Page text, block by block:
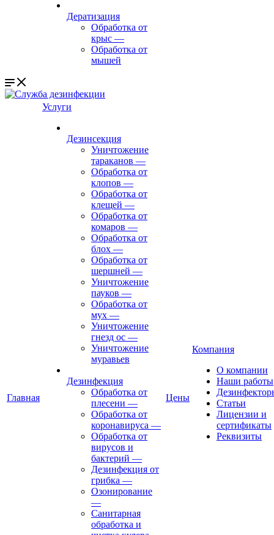
Дератизация
Обработка от
крыс —
Обработка от
мышей
Главная
Услуги
Дезинсекция
Уничтожение
тараканов —
Обработка от
клопов —
Обработка от
клещей —
Обработка от
комаров —
Обработка от
блох —
Обработка от
шершней —
Уничтожение
пауков —
Обработка от
мух —
Уничтожение
гнезд ос —
Уничтожение
муравьев
Дезинфекция
Обработка от
плесени —
Обработка от
коронавируса —
Обработка от
вирусов и
бактерий —
Дезинфекция от
грибка —
Озонирование
—
Санитарная
обработка и
Цены
Компания
О компании
Наши работы
Статьи
Лицензии и
сертификаты
Реквизиты